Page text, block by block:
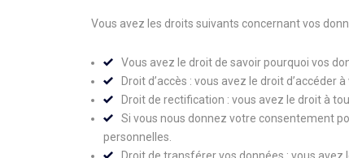
Vous avez les droits suivants concernant vos
Vous avez le droit de savoir pourquoi vos
Droit d’accès : vous avez le droit d’accéder
Droit de rectification : vous avez le droit à
Si vous nous donnez votre consentement
personnelles.